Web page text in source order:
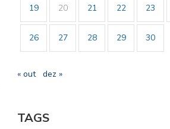
19 20 21 22 23
26 27 28 29 30
« out dez »
TAGS